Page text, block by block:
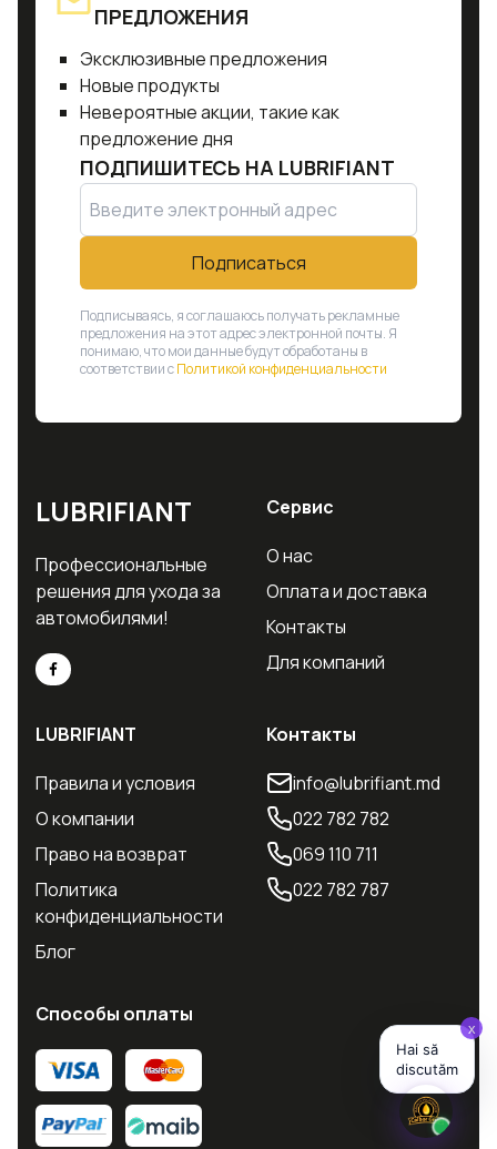
ПРЕДЛОЖЕНИЯ
Эксклюзивные предложения
Новые продукты
Невероятные акции, такие как
предложение дня
ПОДПИШИТЕСЬ НА LUBRIFIANT
Подписаться
Подписываясь, я соглашаюсь получать рекламные
предложения на этот адрес электронной почты. Я
понимаю, что мои данные будут обработаны в
соответствии сПолитикой конфиденциальности
LUBRIFIANT
Профессиональные
решения для ухода за
автомобилями!
Сервис
О нас
Оплата и доставка
Контакты
Для компаний
LUBRIFIANT
Правила и условия
О компании
Право на возврат
Политика
конфиденциальности
Блог
Контакты
info@lubrifiant.md
022 782 782
069 110 711
022 782 787
Способы оплаты